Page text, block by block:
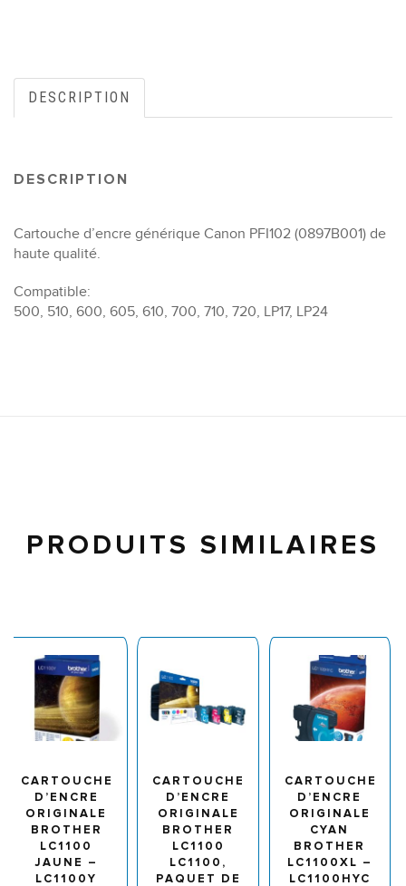
DESCRIPTION
DESCRIPTION
Cartouche d’encre générique Canon PFI102 (0897B001) de
haute qualité.
Compatible:
500, 510, 600, 605, 610, 700, 710, 720, LP17, LP24
PRODUITS SIMILAIRES
CARTOUCHE
D’ENCRE
ORIGINALE
BROTHER
LC1100
JAUNE –
LC1100Y
CARTOUCHE
D’ENCRE
ORIGINALE
BROTHER
LC1100
LC1100,
PAQUET DE
CARTOUCHE
D’ENCRE
ORIGINALE
CYAN
BROTHER
LC1100XL –
LC1100HYC